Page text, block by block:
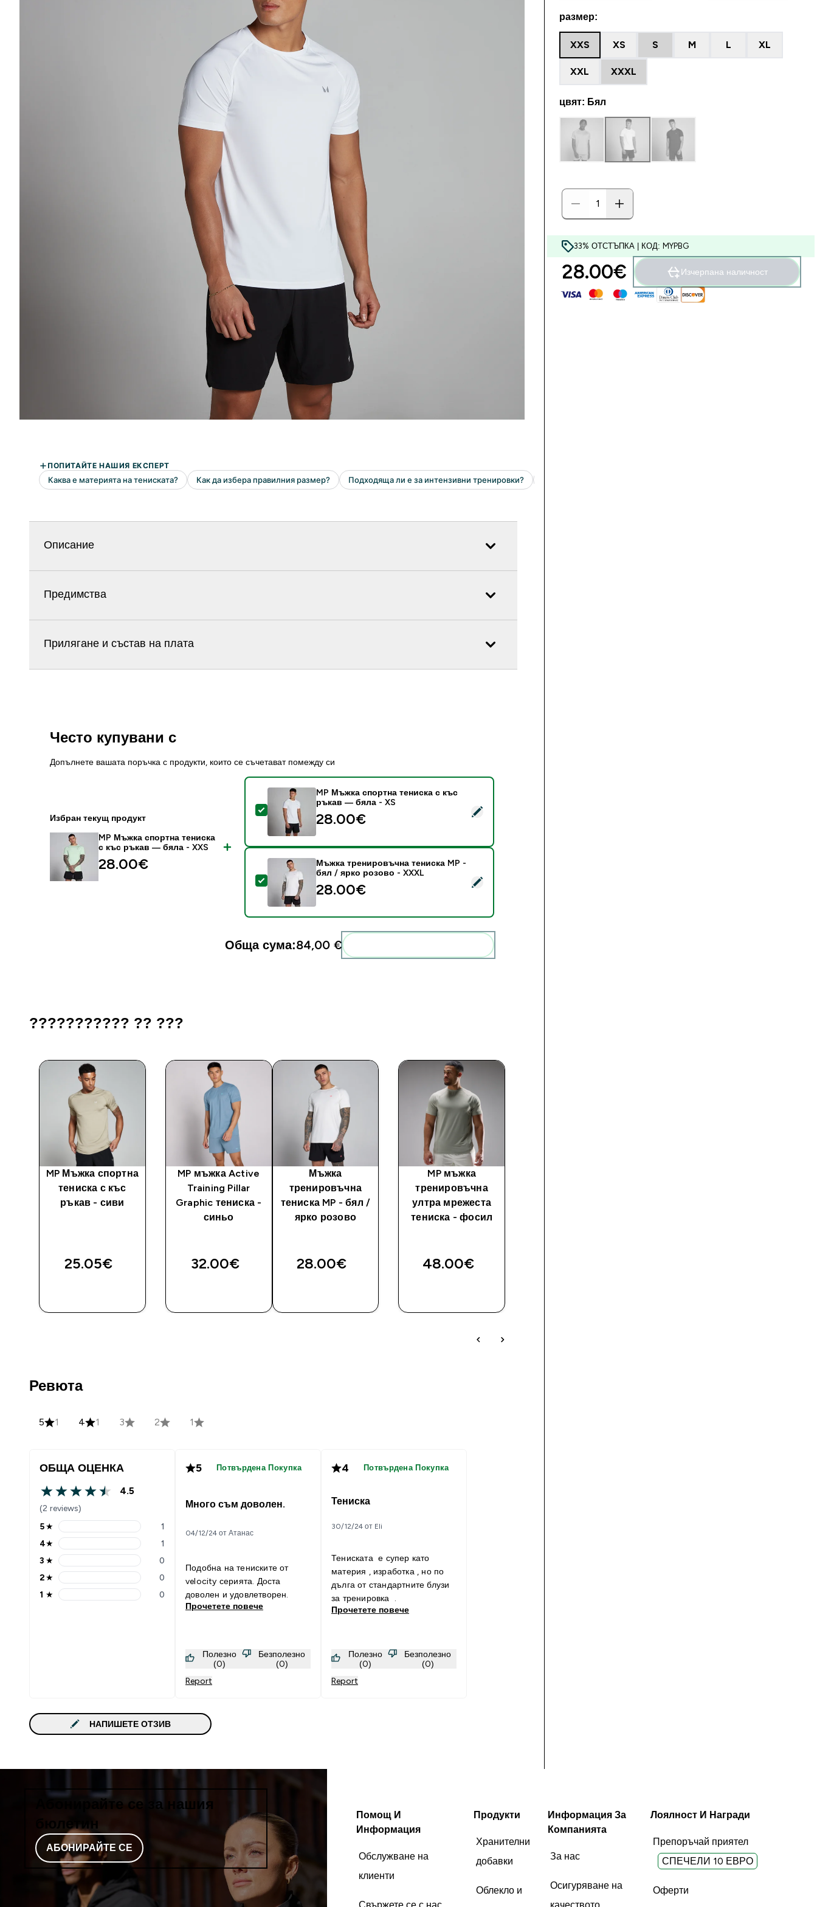
Описание
Предимства
Прилягане и състав на плата
Често купувани с
Допълнете вашата поръчка с продукти, които се съчетават помежду си
Избран текущ продукт
MP Мъжка спортна тениска
с къс ръкав — бяла - XXS
28.00€‎
Select this product - MP Мъжка спортна тениска с къс ръкав — бяла - XS
MP Мъжка спортна тениска с къс
ръкав — бяла - XS
28.00€‎
Select this product - Мъжка тренировъчна тениска MP - бял / ярко розово - XXXL
Мъжка тренировъчна тениска MP -
бял / ярко розово - XXXL
28.00€‎
Обща сума:84,00 €‎
??????????? ?? ???
MP Мъжка спортна
тениска с къс
ръкав - сиви
25.05€‎
MP мъжка Active
Training Pillar
Graphic тениска -
синьо
32.00€‎
Мъжка
тренировъчна
тениска MP - бял /
ярко розово
28.00€‎
MP мъжка
тренировъчна
ултра мрежеста
тениска - фосил
48.00€‎
Ревюта
5 1 4 1 3 2 1
ОБЩА ОЦЕНКА
4.5 out of 5 stars
4.5
(2 reviews)
5 stars rating 1 reviews
5★ 1
4 stars rating 1 reviews
4★ 1
3 stars rating 0 reviews
3 ★ 0
2 stars rating 0 reviews
2★ 0
1 stars rating 0 reviews
1 ★ 0
5 Потвърдена Покупка
Много съм доволен.
04/12/24 от Атанас
Подобна на тениските от
velocity серията. Доста
доволен и удовлетворен.
Прочетете повече
Полезно
(0)
Безполезно
(0)
Report
4 Потвърдена Покупка
Тениска
30/12/24 от Eli
Тениската е супер като
материя , изработка , но по
дълга от стандартните блузи
за тренировка .
Прочетете повече
Полезно
(0)
Безполезно
(0)
Report
НАПИШЕТЕ ОТЗИВ
размер:
XXS XS S M L XL
XXL XXXL
цвят: Бял
33% ОТСТЪПКА | КОД: MYPBG
28.00€‎ Изчерпана наличност
Абонирайте се за нашия
бюлетин
АБОНИРАЙТЕ СЕ
Помощ И
Информация
Обслужване на
клиенти
Свържете се с нас
Продукти
Хранителни
добавки
Облекло и
Информация За
Компанията
За нас
Осигуряване на
качеството
Лоялност И Награди
Препоръчай приятел
СПЕЧЕЛИ 10 ЕВРО
Оферти